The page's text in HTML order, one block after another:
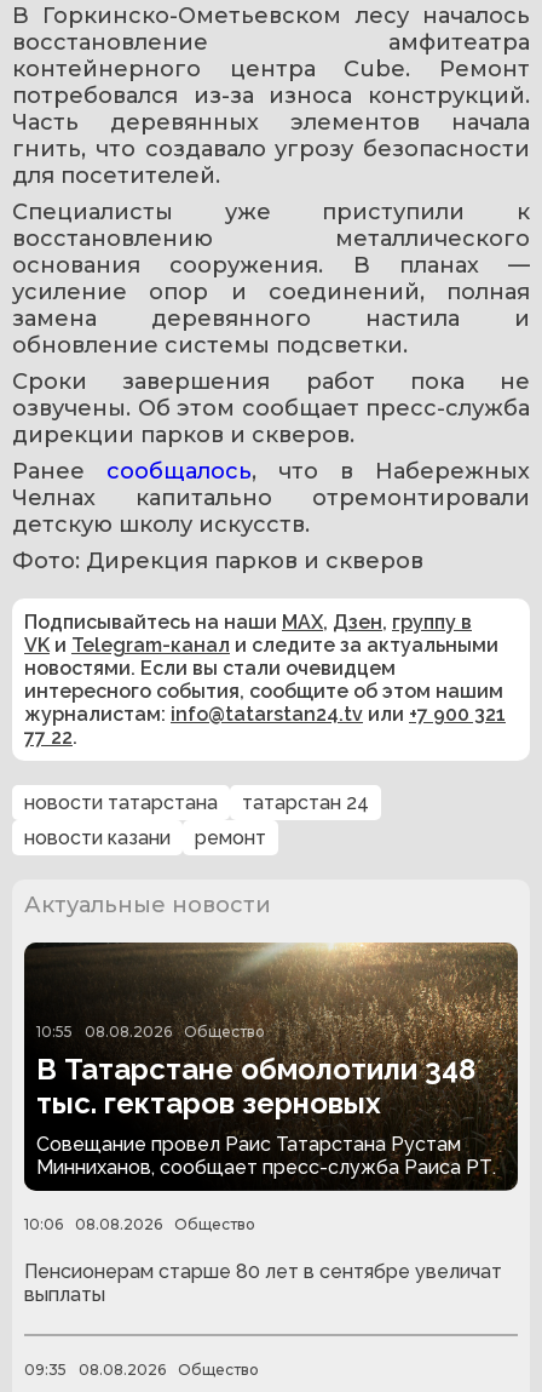
В Горкинско-Ометьевском лесу началось
восстановление амфитеатра
контейнерного центра Cube. Ремонт
потребовался из-за износа конструкций.
Часть деревянных элементов начала
гнить, что создавало угрозу безопасности
для посетителей.
Специалисты уже приступили к
восстановлению металлического
основания сооружения. В планах —
усиление опор и соединений, полная
замена деревянного настила и
обновление системы подсветки.
Сроки завершения работ пока не
озвучены. Об этом сообщает пресс-служба
дирекции парков и скверов.
Ранее сообщалось, что в Набережных
Челнах капитально отремонтировали
детскую школу искусств.
Фото: Дирекция парков и скверов
Подписывайтесь на наши MAX, Дзен, группу в
VK и Telegram-канал и следите за актуальными
новостями. Если вы стали очевидцем
интересного события, сообщите об этом нашим
журналистам: info@tatarstan24.tv или +7 900 321
77 22.
новости татарстана
татарстан 24
новости казани
ремонт
Актуальные новости
10:55 08.08.2026 Общество
В Татарстане обмолотили 348
тыс. гектаров зерновых
Совещание провел Раис Татарстана Рустам
Минниханов, сообщает пресс-служба Раиса РТ.
10:06 08.08.2026 Общество
Пенсионерам старше 80 лет в сентябре увеличат
выплаты
09:35 08.08.2026 Общество